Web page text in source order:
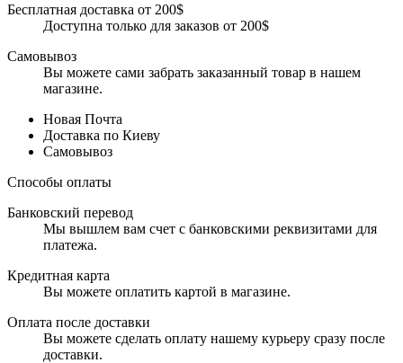
Бесплатная доставка от 200$
Доступна только для заказов от 200$
Самовывоз
Вы можете сами забрать заказанный товар в нашем
магазине.
Новая Почта
Доставка по Киеву
Самовывоз
Способы оплаты
Банковский перевод
Мы вышлем вам счет с банковскими реквизитами для
платежа.
Кредитная карта
Вы можете оплатить картой в магазине.
Оплата после доставки
Вы можете сделать оплату нашему курьеру сразу после
доставки.